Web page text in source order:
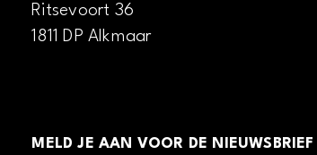
Ritsevoort 36
1811 DP Alkmaar
MELD JE AAN VOOR DE NIEUWSBRIEF